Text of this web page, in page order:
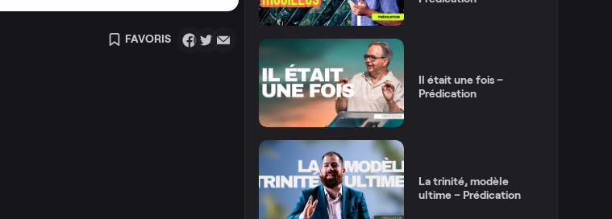
FAVORIS
Il était une fois –
Prédication
La trinité, modèle
ultime – Prédication